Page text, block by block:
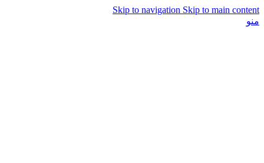
Skip to navigation Skip to main content
منو